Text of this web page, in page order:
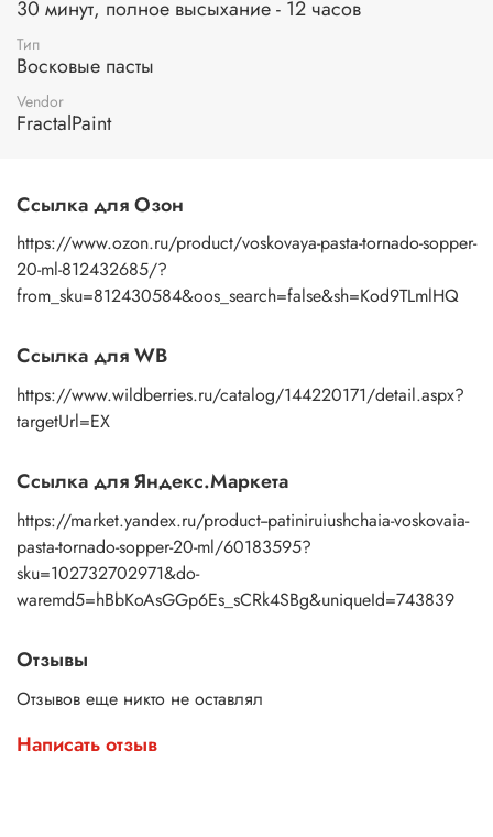
старины и роскоши.
Подходящие поверхности:
картон, ДВП, ДСП, грунтованный холст, ткани, стекло,
пластмассы, грунтованный металл, бетон, кирпич, гипс,
природный камень, штукатурка и др.
Составом:
воск состоит из натурального воска и
апельсинового масла и пигмента, восковая паста из
воска, пигмента, акриловая дисперсия, загуститель,
консервант.
Консистенции:восковая паста более пластичная по
Разбавлением: восковую пасту можно разбавить водой, а
воск скипидаром и апельсиновым маслом.
В обоих случаях, патинирующая восковая паста и воск
результатов. Выбор между ними зависит от предпочтений
и требований конкретного проекта.
30 минут, полное высыхание - 12 часов
Тип
Восковые пасты
Vendor
FractalPaint
Ссылка для Озон
https://www.ozon.ru/product/voskovaya-pasta-tornado-sopper-
20-ml-812432685/?
from_sku=812430584&oos_search=false&sh=Kod9TLmlHQ
Ссылка для WB
https://www.wildberries.ru/catalog/144220171/detail.aspx?
targetUrl=EX
Ссылка для Яндекс.Маркета
https://market.yandex.ru/product--patiniruiushchaia-voskovaia-
pasta-tornado-sopper-20-ml/60183595?
sku=102732702971&do-
waremd5=hBbKoAsGGp6Es_sCRk4SBg&uniqueId=743839
Отзывы
Отзывов еще никто не оставлял
Написать отзыв